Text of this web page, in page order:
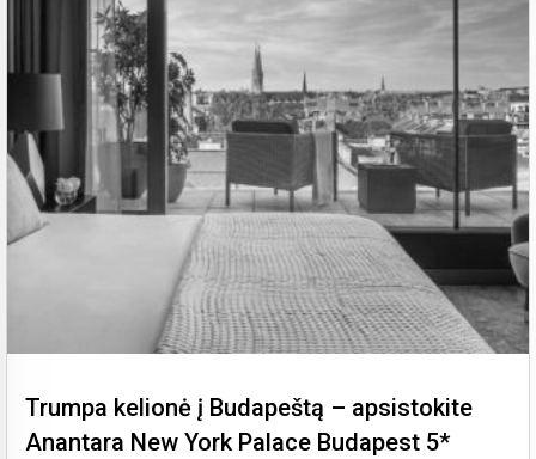
Trumpa kelionė į Budapeštą – apsistokite
Anantara New York Palace Budapest 5*